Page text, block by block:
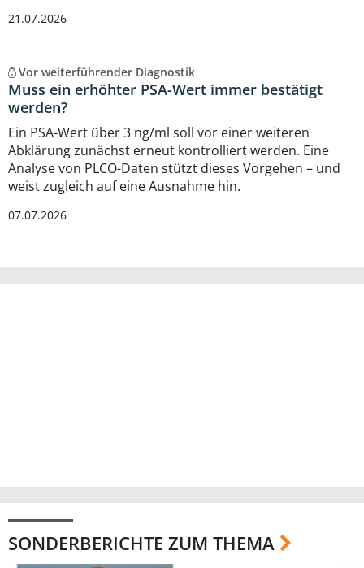
21.07.2026
Vor weiterführender Diagnostik
Muss ein erhöhter PSA-Wert immer bestätigt
werden?
Ein PSA-Wert über 3 ng/ml soll vor einer weiteren
Abklärung zunächst erneut kontrolliert werden. Eine
Analyse von PLCO-Daten stützt dieses Vorgehen – und
weist zugleich auf eine Ausnahme hin.
07.07.2026
SONDERBERICHTE ZUM THEMA